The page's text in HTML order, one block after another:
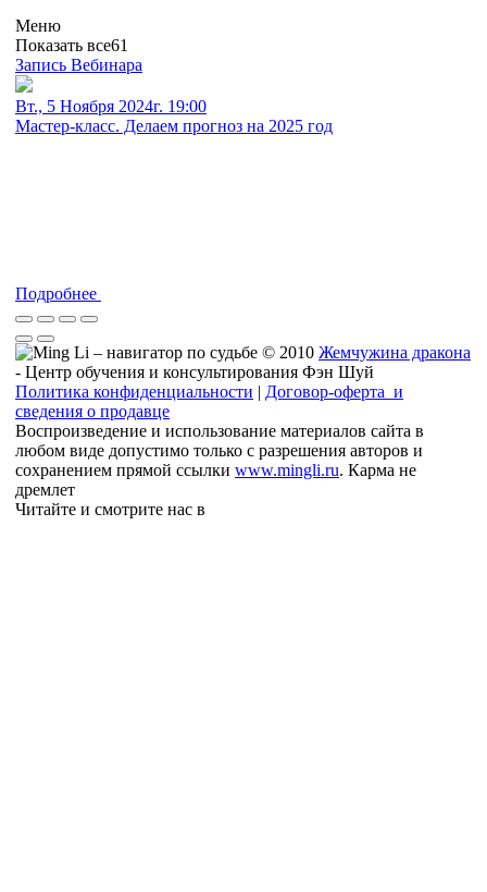
Меню
Показать все61
Запись Вебинара
Вт., 5 Ноября 2024г. 19:00
Мастер-класс. Делаем прогноз на 2025 год
Подробнее
© 2010 Жемчужина дракона
- Центр обучения и консультирования Фэн Шуй
Политика конфиденциальности | Договор-оферта и
сведения о продавце
Воспроизведение и использование материалов сайта в
любом виде допустимо только с разрешения авторов и
сохранением прямой ссылки www.mingli.ru. Карма не
дремлет
Читайте и смотрите нас в